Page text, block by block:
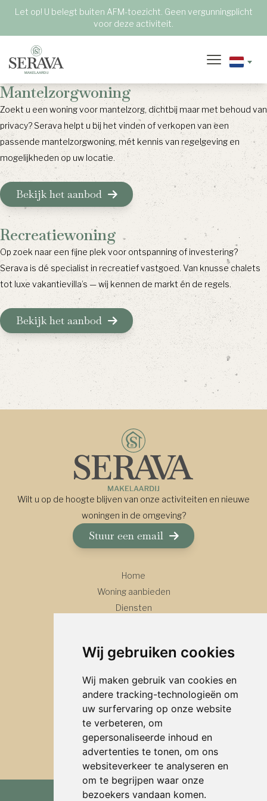
Wij gebruiken cookies
Wij maken gebruik van cookies en
andere tracking-technologieën om
uw surfervaring op onze website
te verbeteren, om
gepersonaliseerde inhoud en
advertenties te tonen, om ons
websiteverkeer te analyseren en
om te begrijpen waar onze
bezoekers vandaan komen.
Let op! U belegt buiten AFM-toezicht. Geen vergunningplicht
voor deze activiteit.
Mantelzorgwoning
Zoekt u een woning voor mantelzorg, dichtbij maar met behoud van
privacy? Serava helpt u bij het vinden of verkopen van een
passende mantelzorgwoning, mét kennis van regelgeving en
mogelijkheden op uw locatie.
Bekijk het aanbod
Recreatiewoning
Op zoek naar een fijne plek voor ontspanning of investering?
Serava is dé specialist in recreatief vastgoed. Van knusse chalets
tot luxe vakantievilla’s — wij kennen de markt én de regels.
Bekijk het aanbod
Wilt u op de hoogte blijven van onze activiteiten en nieuwe
woningen in de omgeving?
Stuur een email
Home
Woning aanbieden
Diensten
Aankoop
Verkoop
Advies
© 2026, Serava